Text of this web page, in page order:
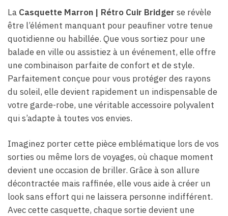
La Casquette Marron | Rétro Cuir Bridger se révèle
être l’élément manquant pour peaufiner votre tenue
quotidienne ou habillée. Que vous sortiez pour une
balade en ville ou assistiez à un événement, elle offre
une combinaison parfaite de confort et de style.
Parfaitement conçue pour vous protéger des rayons
du soleil, elle devient rapidement un indispensable de
votre garde-robe, une véritable accessoire polyvalent
qui s’adapte à toutes vos envies.
Imaginez porter cette pièce emblématique lors de vos
sorties ou même lors de voyages, où chaque moment
devient une occasion de briller. Grâce à son allure
décontractée mais raffinée, elle vous aide à créer un
look sans effort qui ne laissera personne indifférent.
Avec cette casquette, chaque sortie devient une